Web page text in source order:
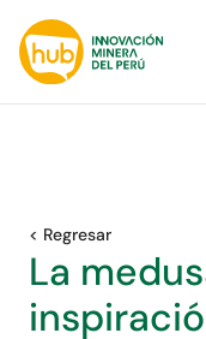
< Regresar
La